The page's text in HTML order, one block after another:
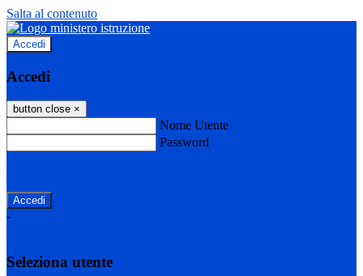
Salta al contenuto
Accedi
Accedi
button close ×
Nome Utente
Password
-
Seleziona utente